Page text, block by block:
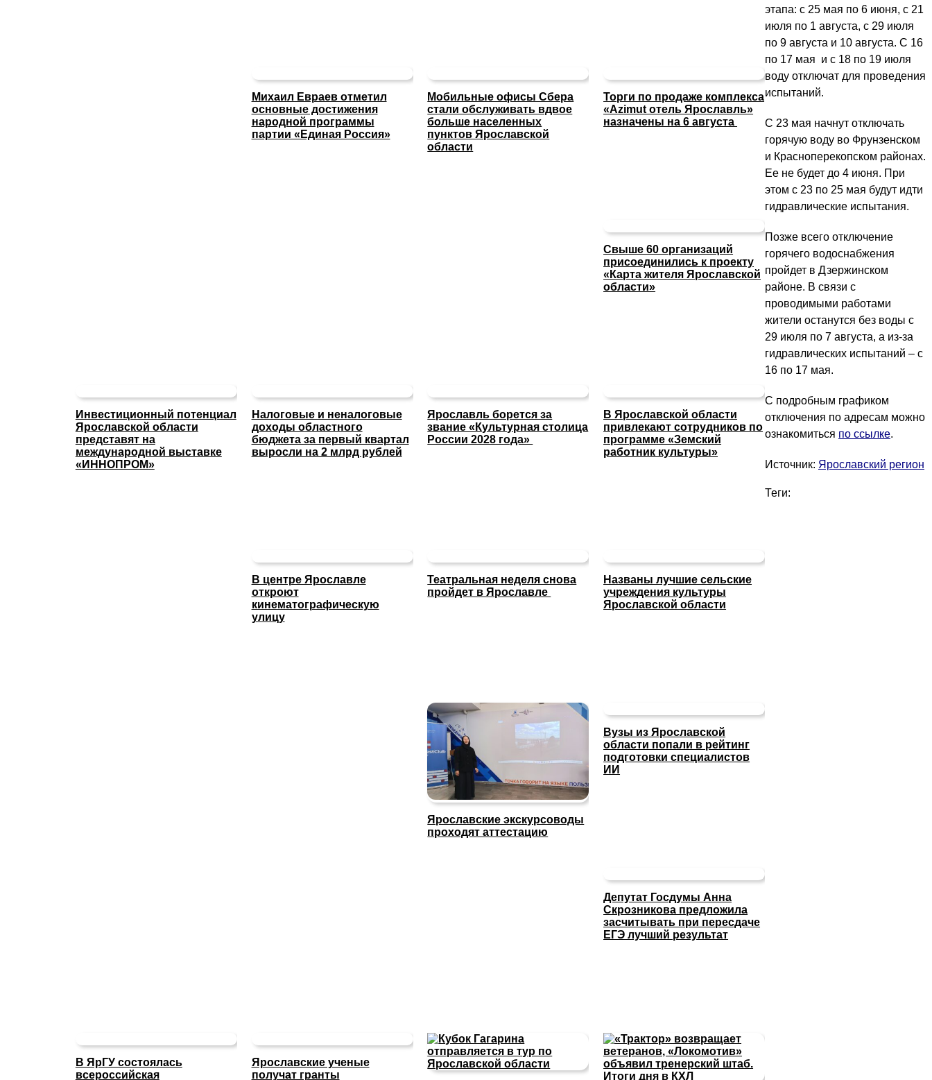
Михаил Евраев отметил
основные достижения
народной программы
партии «Единая Россия»
Мобильные офисы Сбера
стали обслуживать вдвое
больше населенных
пунктов Ярославской
области
Торги по продаже комплекса
«Azimut отель Ярославль»
назначены на 6 августа
Свыше 60 организаций
присоединились к проекту
«Карта жителя Ярославской
области»
Инвестиционный потенциал
Ярославской области
представят на
международной выставке
«ИННОПРОМ»
Налоговые и неналоговые
доходы областного
бюджета за первый квартал
выросли на 2 млрд рублей
Ярославль борется за
звание «Культурная столица
России 2028 года»
В Ярославской области
привлекают сотрудников по
программе «Земский
работник культуры»
В центре Ярославле
откроют
кинематографическую
улицу
Театральная неделя снова
пройдет в Ярославле
Названы лучшие сельские
учреждения культуры
Ярославской области
Ярославские экскурсоводы
проходят аттестацию
Вузы из Ярославской
области попали в рейтинг
подготовки специалистов
ИИ
Депутат Госдумы Анна
Скрозникова предложила
засчитывать при пересдаче
ЕГЭ лучший результат
В ЯрГУ состоялась
всероссийская
Ярославские ученые
получат гранты
этапа: с 25 мая по 6 июня, с 21
июля по 1 августа, с 29 июля
по 9 августа и 10 августа. С 16
по 17 мая и с 18 по 19 июля
воду отключат для проведения
испытаний.
С 23 мая начнут отключать
горячую воду во Фрунзенском
и Красноперекопском районах.
Ее не будет до 4 июня. При
этом с 23 по 25 мая будут идти
гидравлические испытания.
Позже всего отключение
горячего водоснабжения
пройдет в Дзержинском
районе. В связи с
проводимыми работами
жители останутся без воды с
29 июля по 7 августа, а из-за
гидравлических испытаний – с
16 по 17 мая.
С подробным графиком
отключения по адресам можно
ознакомиться по ссылке.
Источник: Ярославский регион
Теги: